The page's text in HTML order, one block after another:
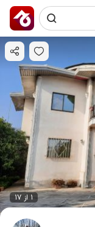
1 از 17